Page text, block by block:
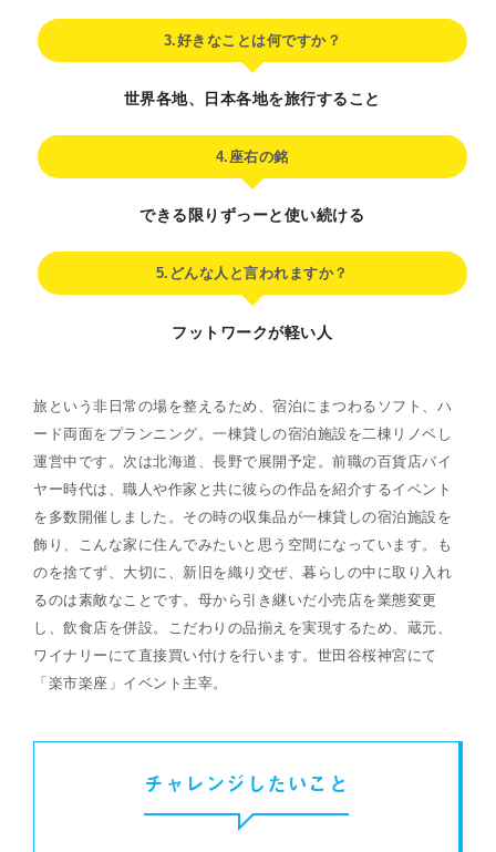
3.好きなことは何ですか？
世界各地、日本各地を旅行すること
4.座右の銘
できる限りずっーと使い続ける
5.どんな人と言われますか？
フットワークが軽い人
旅という非日常の場を整えるため、宿泊にまつわるソフト、ハ
ード両面をプランニング。一棟貸しの宿泊施設を二棟リノベし
運営中です。次は北海道、長野で展開予定。前職の百貨店バイ
ヤー時代は、職人や作家と共に彼らの作品を紹介するイベント
を多数開催しました。その時の収集品が一棟貸しの宿泊施設を
飾り、こんな家に住んでみたいと思う空間になっています。も
のを捨てず、大切に、新旧を織り交ぜ、暮らしの中に取り入れ
るのは素敵なことです。母から引き継いだ小売店を業態変更
し、飲食店を併設。こだわりの品揃えを実現するため、蔵元、
ワイナリーにて直接買い付けを行います。世田谷桜神宮にて
「楽市楽座」イベント主宰。
チャレンジしたいこと